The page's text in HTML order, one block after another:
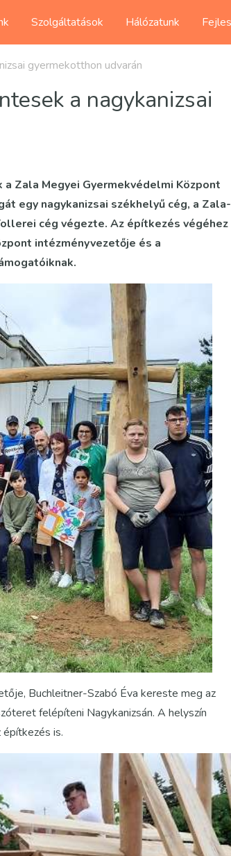
Szolgáltatások Hálózatunk
gyermekotthon udvarán
a nagykanizsai
Zala Megyei Gyermekvédelmi Központ
egy nagykanizsai székhelyű cég, a Zala-
cég végezte. Az építkezés végéhez
intézményvezetője és a
Buchleitner-Szabó Éva kereste meg az
felépíteni Nagykanizsán. A helyszín
is.